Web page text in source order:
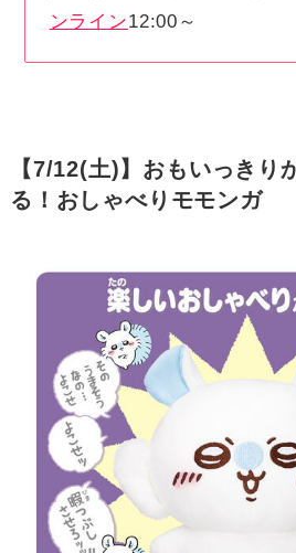
ンライン12:00～
【7/12(土)】おもいっきり
る！おしゃべりモモンガ